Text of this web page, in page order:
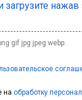
gif jpg jpeg webp.
на обработку